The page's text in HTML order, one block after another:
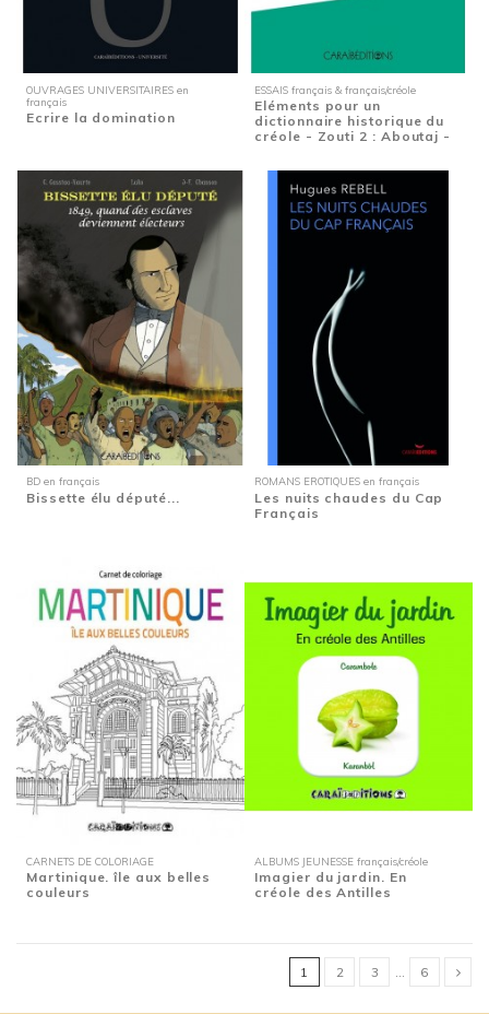
OUVRAGES UNIVERSITAIRES en
français
Ecrire la domination
ESSAIS français & français/créole
Eléments pour un
dictionnaire historique du
créole - Zouti 2 : Aboutaj -
BD en français
Bissette élu député...
ROMANS EROTIQUES en français
Les nuits chaudes du Cap
Français
CARNETS DE COLORIAGE
Martinique. île aux belles
couleurs
ALBUMS JEUNESSE français/créole
Imagier du jardin. En
créole des Antilles
1 2 3 6